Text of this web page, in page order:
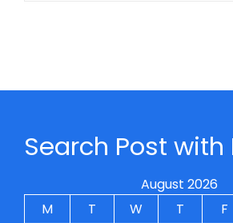
Search Post with
August 2026
M
T W T F